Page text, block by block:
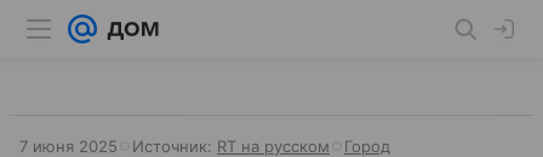
7 июня 2025 Источник: RT на русском Город